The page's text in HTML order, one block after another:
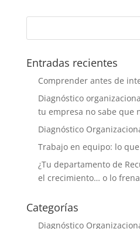
Entradas recientes
Comprender antes de
Diagnóstico
tu empresa no sabe que
Diagnóstico
Trabajo en equipo: lo
¿Tu departamento de
el crecimiento… o lo
Categorías
Diagnóstico